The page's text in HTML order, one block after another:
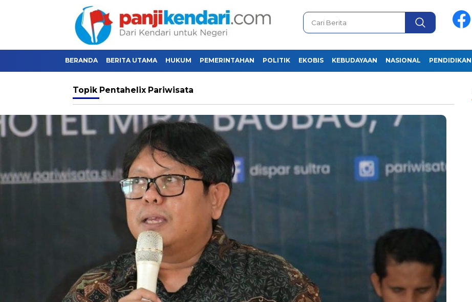
BERANDA BERITA UTAMA HUKUM PEMERINTAHAN POLITIK EKOBIS KEBUDAYAAN NASIONAL PENDIDIKAN
Topik Pentahelix Pariwisata